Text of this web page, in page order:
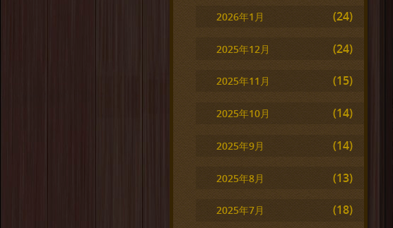
2026年1月 (24)
2025年12月 (24)
2025年11月 (15)
2025年10月 (14)
2025年9月 (14)
2025年8月 (13)
2025年7月 (18)